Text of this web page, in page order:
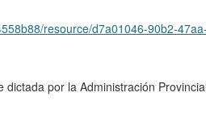
resource/d7a01046-90b2-
por la Administración